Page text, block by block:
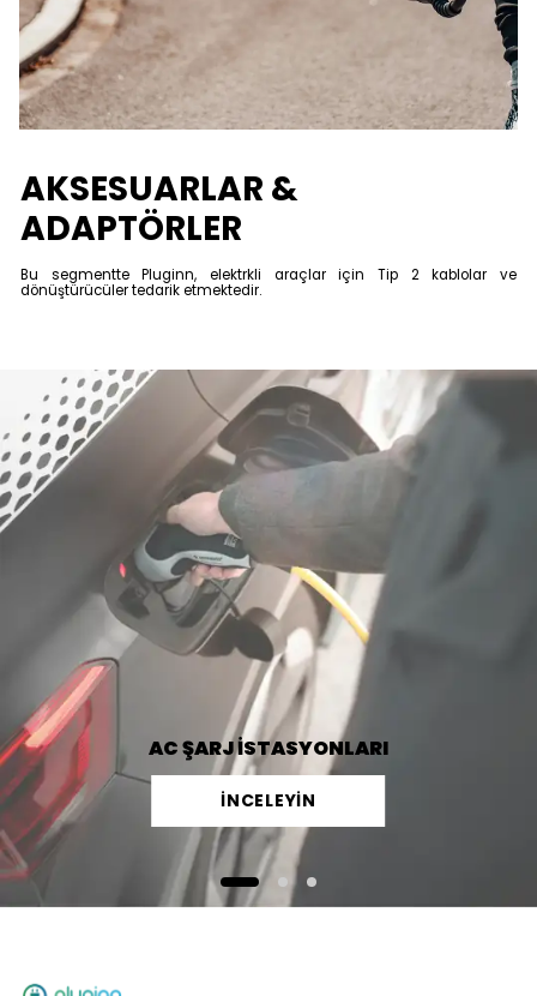
AKSESUARLAR &
ADAPTÖRLER
Bu segmentte Pluginn, elektrkli araçlar için Tip 2 kablolar ve
dönüştürücüler tedarik etmektedir.
AC ŞARJ İSTASYONLARI
İNCELEYİN